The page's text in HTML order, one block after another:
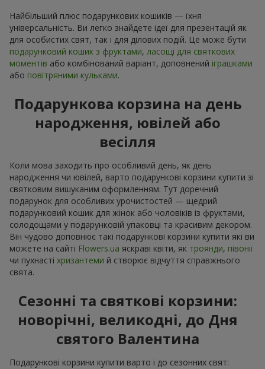
Найбільший плюс подарункових кошиків — їхня
універсальність. Ви легко знайдете ідеї для презентацій як
для особистих свят, так і для ділових подій. Це може бути
подарунковий кошик з фруктами, ласощі для святкових
моментів або комбінований варіант, доповнений іграшками
або повітряними кульками.
Подарункова корзина на день
народження, ювілей або
весілля
Коли мова заходить про особливий день, як день
народження чи ювілей, варто подарункові корзини купити зі
святковим вишуканим оформленням. Тут доречний
подарунок для особливих урочистостей — щедрий
подарунковий кошик для жінок або чоловіків із фруктами,
солодощами у подарунковій упаковці та красивим декором.
Він чудово доповнює такі подарункові корзини купити які ви
можете на сайті Flowers.ua яскраві квіти, як троянди, півонії
чи пухнасті хризантеми й створює відчуття справжнього
свята.
Сезонні та святкові корзини:
новорічні, великодні, до Дня
святого Валентина
Подарункові корзини купити варто і до сезонних свят: